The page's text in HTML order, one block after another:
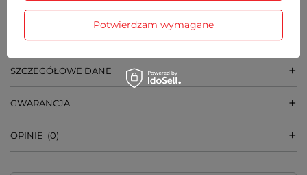
SZCZEGÓŁOWE DANE
GWARANCJA
OPINIE (0)
Potwierdzam wymagane